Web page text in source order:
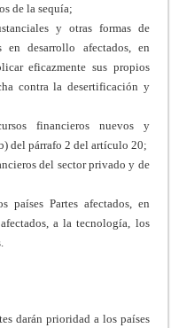
de la sequía;
y otras formas de
desarrollo afectados, en
eficazmente sus propios
contra la desertificación y
financieros nuevos y
del párrafo 2 del artículo 20;
del sector privado y de
Partes afectados, en
a la tecnología, los
darán prioridad a los países